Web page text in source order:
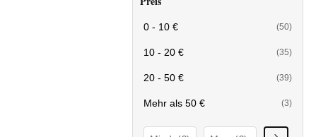
0 - 10 € (50)
10 - 20 € (35)
20 - 50 € (39)
Mehr als 50 € (3)